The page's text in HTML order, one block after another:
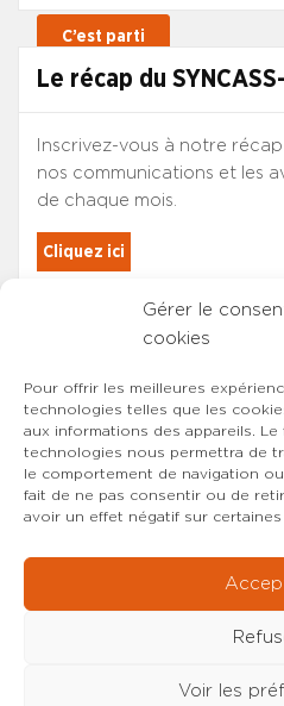
Gérer le
cookies
Pour offrir les meilleures
technologies telles que les
aux informations des appareils.
technologies nous permettra de
le comportement de navigation
fait de ne pas consentir ou de
avoir un effet négatif sur
Voir les
Le récap du
Inscrivez-vous à notre
nos communications et les
de chaque mois.
Cliquez ici
Les adhérents du
sont automatiquement